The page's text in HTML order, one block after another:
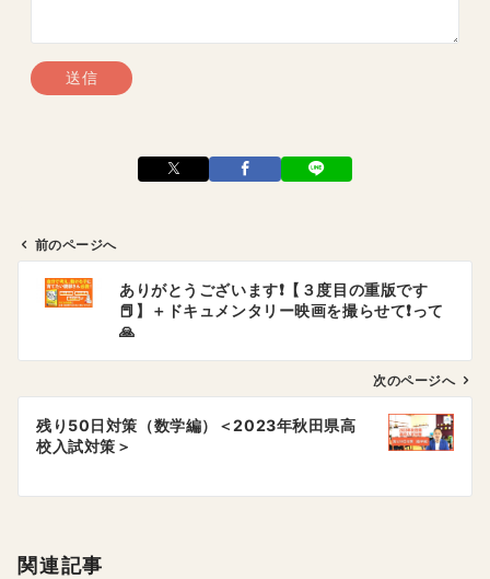
ビ
ン
前のページへ
ありがとうございます❗️【３度目の重版です
📕】＋ドキュメンタリー映画を撮らせて❗️って
🙏
次のページへ
残り50日対策（数学編）＜2023年秋田県高
校入試対策＞
関連記事